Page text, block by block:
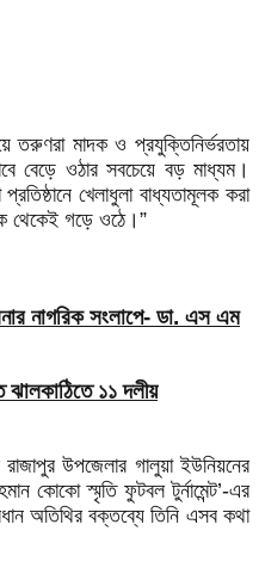
মাদক ও প্রযুক্তিনির্ভরতায়
বেড়ে ওঠার সবচেয়ে বড় মাধ্যম।
প্রতিষ্ঠানে খেলাধুলা বাধ্যতামূলক করা
থেকেই গড়ে ওঠে।”
নাগরিক সংলাপে- ডা. এস এম
১১ দলীয়
উপজেলার গালুয়া ইউনিয়নের
কোকো স্মৃতি ফুটবল টুর্নামেন্ট’-এর
অতিথির বক্তব্যে তিনি এসব কথা